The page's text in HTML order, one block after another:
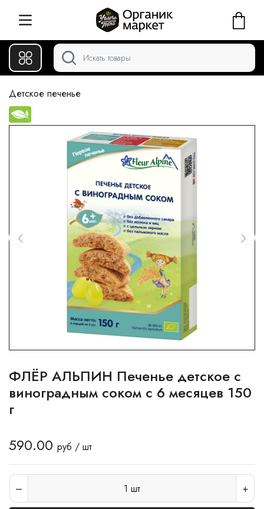
Детское печенье
ФЛЁР АЛЬПИН Печенье детское с
виноградным соком с 6 месяцев 150
г
590.00 руб / шт
1 шт